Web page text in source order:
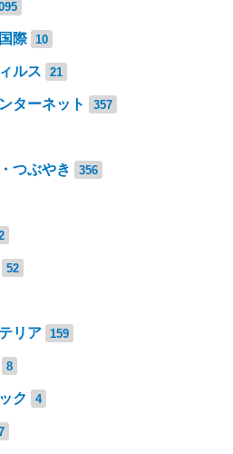
際 10
ルス 21
ターネット 357
つぶやき 356
52
リア 159
8
ク 4